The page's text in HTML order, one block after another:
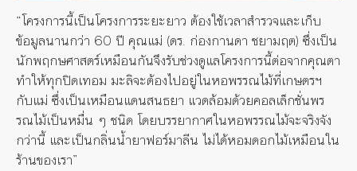
“โครงการนี้เป็นโครงการระยะยาว ต้องใช้เวลาสำรวจและเก็บ
ข้อมูลนานกว่า 60 ปี คุณแม่ (ดร. ก่องกานดา ชยามฤต) ซึ่งเป็น
นักพฤกษศาสตร์เหมือนกันจึงรับช่วงดูแลโครงการนี้ต่อจากคุณตา
ทำให้ทุกปิดเทอม มะลิจะต้องไปอยู่ในหอพรรณไม้ที่เกษตรฯ
กับแม่ ซึ่งเป็นเหมือนแดนสนธยา แวดล้อมด้วยคอลเล็กชั่นพร
รณไม้เป็นหมื่น ๆ ชนิด โดยบรรยากาศในหอพรรณไม้จะจริงจัง
กว่านี้ และเป็นกลิ่นน้ำยาฟอร์มาลีน ไม่ได้หอมดอกไม้เหมือนใน
ร้านของเรา”